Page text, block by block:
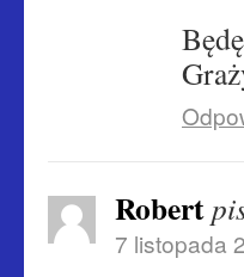
Robert
7 listopada